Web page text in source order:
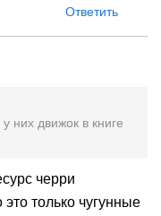
Ответить
них движок в книге
черри
только чугунные